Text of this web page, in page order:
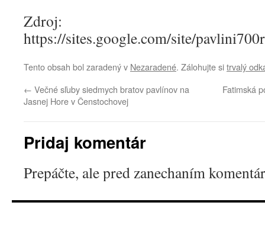
Zdroj:
https://sites.google.com/site/
Tento obsah bol zaradený v Nezaradené. Zálohujte sitrvalý
← Večné sľuby siedmych bratov pavlínov na
Jasnej Hore v Čenstochovej
Fatimská
Pridaj komentár
Prepáčte, ale pred zanechaním